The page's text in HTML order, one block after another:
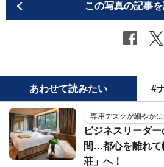
この写真の記事
あわせて読みたい #
専用デスクが細やかに
ビジネスリーダ
間…都心を離れて
荘」へ！